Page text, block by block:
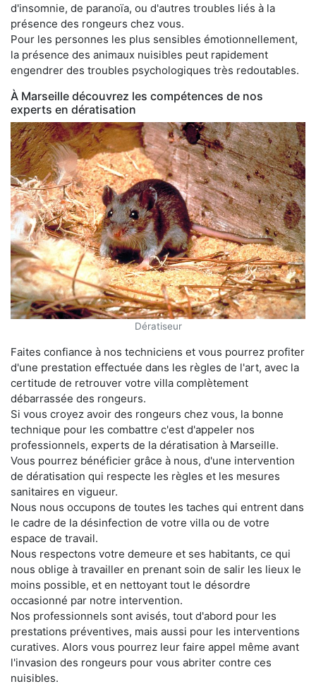
d'insomnie, de paranoïa, ou d'autres troubles liés à la
présence des rongeurs chez vous.
Pour les personnes les plus sensibles émotionnellement,
la présence des animaux nuisibles peut rapidement
engendrer des troubles psychologiques très redoutables.
À Marseille découvrez les compétences de nos
experts en dératisation
Dératiseur
Faites confiance à nos techniciens et vous pourrez profiter
d'une prestation effectuée dans les règles de l'art, avec la
certitude de retrouver votre villa complètement
débarrassée des rongeurs.
Si vous croyez avoir des rongeurs chez vous, la bonne
technique pour les combattre c'est d'appeler nos
professionnels, experts de la dératisation à Marseille.
Vous pourrez bénéficier grâce à nous, d'une intervention
de dératisation qui respecte les règles et les mesures
sanitaires en vigueur.
Nous nous occupons de toutes les taches qui entrent dans
le cadre de la désinfection de votre villa ou de votre
espace de travail.
Nous respectons votre demeure et ses habitants, ce qui
nous oblige à travailler en prenant soin de salir les lieux le
moins possible, et en nettoyant tout le désordre
occasionné par notre intervention.
Nos professionnels sont avisés, tout d'abord pour les
prestations préventives, mais aussi pour les interventions
curatives. Alors vous pourrez leur faire appel même avant
l'invasion des rongeurs pour vous abriter contre ces
nuisibles.